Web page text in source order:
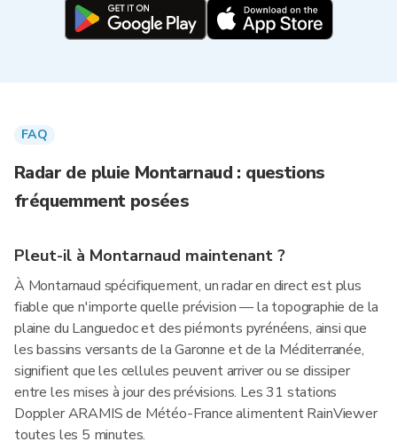
FAQ
Radar de pluie Montarnaud : questions
fréquemment posées
Pleut-il à Montarnaud maintenant ?
À Montarnaud spécifiquement, un radar en direct est plus
fiable que n'importe quelle prévision — la topographie de la
plaine du Languedoc et des piémonts pyrénéens, ainsi que
les bassins versants de la Garonne et de la Méditerranée,
signifient que les cellules peuvent arriver ou se dissiper
entre les mises à jour des prévisions. Les 31 stations
Doppler ARAMIS de Météo-France alimentent RainViewer
toutes les 5 minutes.